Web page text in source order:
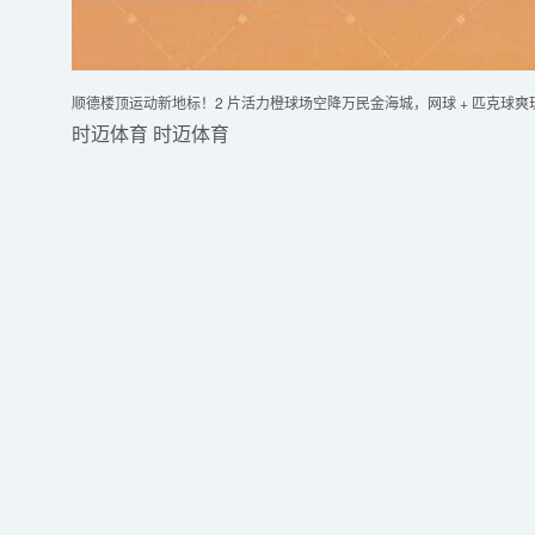
顺德楼顶运动新地标！2 片活力橙球场空降万民金海城，网球 + 匹克球爽
时迈体育 时迈体育